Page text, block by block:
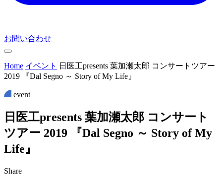
お問い合わせ
Home イベント
日医工presents 葉加瀬太郎 コンサートツアー
2019 『Dal Segno ～ Story of My Life』
event
日 医工presents 葉加瀬太郎 コ ンサー ト
ツアー 2019 『Dal Segno ～ Story of My
Life』
Share